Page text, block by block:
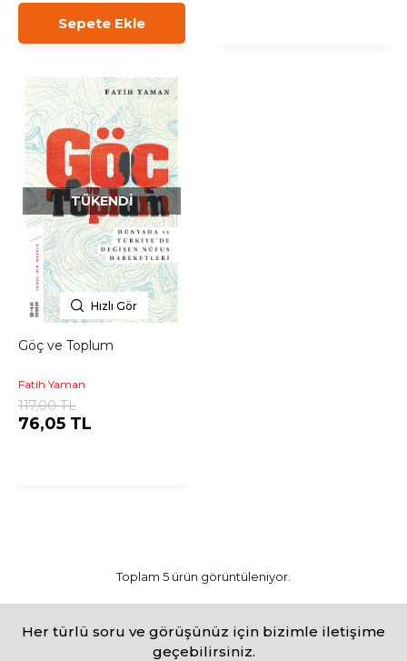
Sepete Ekle
Hızlı Gör
TÜKENDI
Göç ve Toplum
Fatih Yaman
117,00 TL
76,05 TL
Toplam 5 ürün görüntüleniyor.
Her türlü soru ve görüşünüz için bizimle iletişime
geçebilirsiniz.